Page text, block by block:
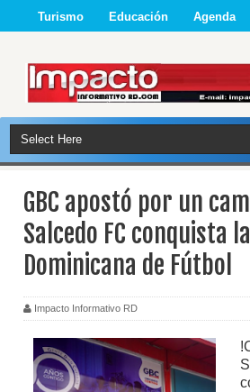
Turismo Educación Agenda
GBC apostó por un
Salcedo FC conquista
Dominicana de Fútbol
Impacto Informativo RD
!